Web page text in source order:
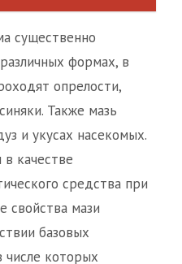
существенно
формах, в
опрелости,
Также мазь
и укусах насекомых.
качестве
средства при
свойства мази
базовых
числе которых